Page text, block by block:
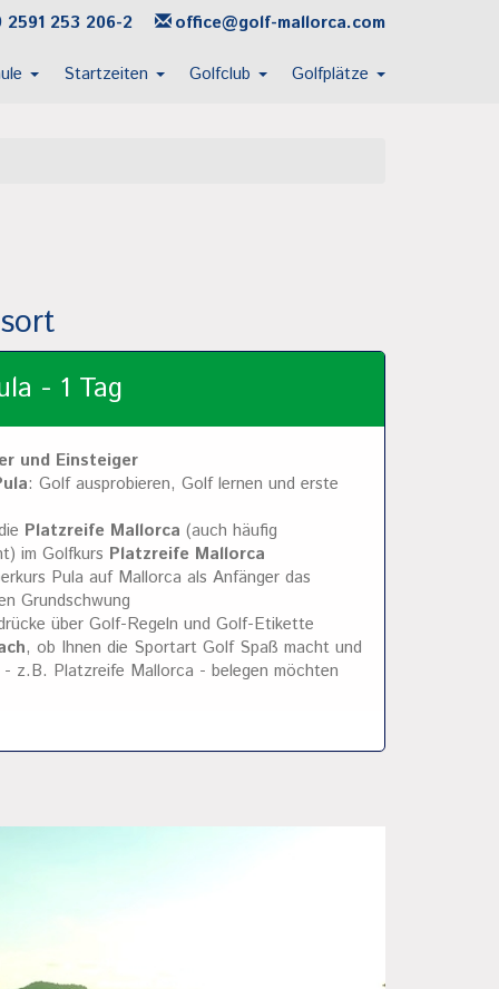
office@golf-mallorca.com
2591 253 206-2
Startzeiten Golfclub Golfplätze
- 1 Tag
und Einsteiger
: Golf ausprobieren, Golf lernen und erste
Platzreife Mallorca (auch häufig
im Golfkurs Platzreife Mallorca
Pula auf Mallorca als Anfänger das
Grundschwung
über Golf-Regeln und Golf-Etikette
, ob Ihnen die Sportart Golf Spaß macht und
z.B. Platzreife Mallorca - belegen möchten